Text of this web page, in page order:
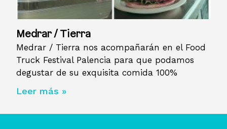
Medrar / Tierra
Medrar / Tierra nos acompañarán en el Food
Truck Festival Palencia para que podamos
degustar de su exquisita comida 100%
Leer más »